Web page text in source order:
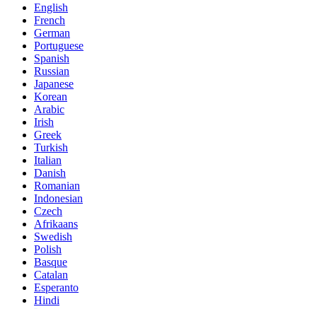
English
French
German
Portuguese
Spanish
Russian
Japanese
Korean
Arabic
Irish
Greek
Turkish
Italian
Danish
Romanian
Indonesian
Czech
Afrikaans
Swedish
Polish
Basque
Catalan
Esperanto
Hindi